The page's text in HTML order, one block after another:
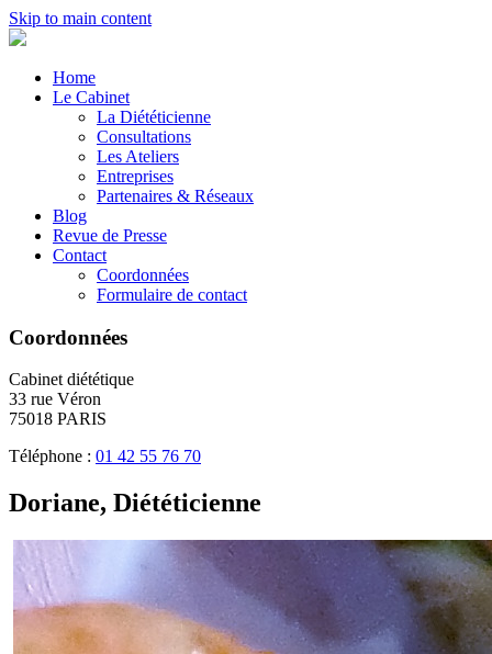
Skip to main content
Home
Le Cabinet
La Diététicienne
Consultations
Les Ateliers
Entreprises
Partenaires & Réseaux
Blog
Revue de Presse
Contact
Coordonnées
Formulaire de contact
Coordonnées
Cabinet diététique
33 rue Véron
75018 PARIS
Téléphone : 01 42 55 76 70
Doriane, Diététicienne